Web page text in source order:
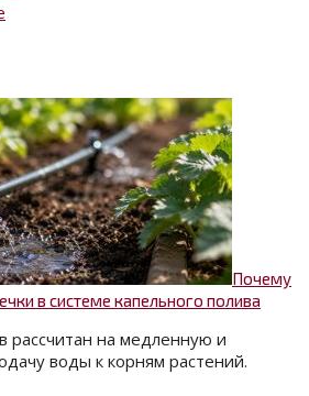
Почему
в системе капельного полива
рассчитан на медленную и
воды к корням растений.